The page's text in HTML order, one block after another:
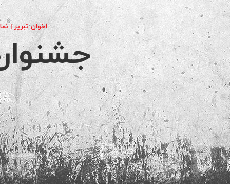
اخوان تبریز |